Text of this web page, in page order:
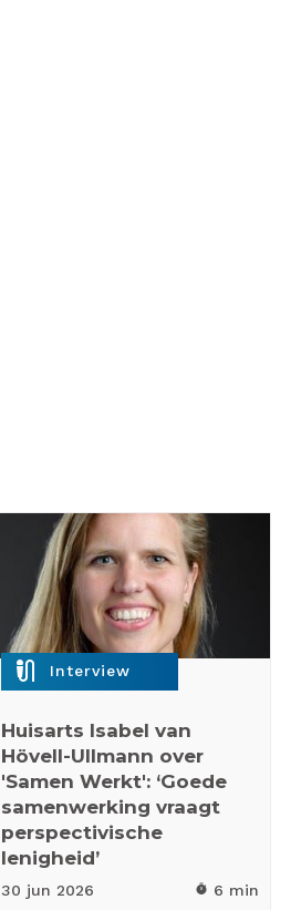
mic_external_on Interview
Huisarts Isabel van
Hövell-Ullmann over
'Samen Werkt': ‘Goede
samenwerking vraagt
perspectivische
lenigheid’
30 jun 2026 timer 6 min